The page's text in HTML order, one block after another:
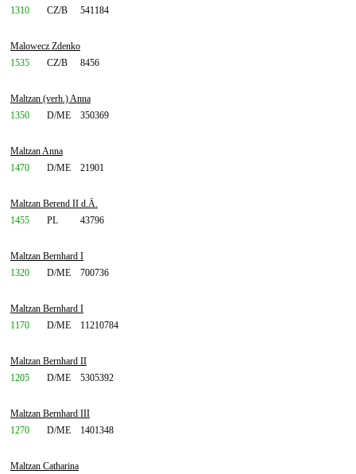
1310
CZ/B 541184
Malowecz Zdenko
1535
CZ/B 8456
Maltzan (verh.) Anna
1350
D/ME 350369
Maltzan Anna
1470
D/ME 21901
Maltzan Berend II d.Ä.
1455
PL 43796
Maltzan Bernhard I
1320
D/ME 700736
Maltzan Bernhard I
1170
D/ME 11210784
Maltzan Bernhard II
1205
D/ME 5305392
Maltzan Bernhard III
1270
D/ME 1401348
Maltzan Catharina